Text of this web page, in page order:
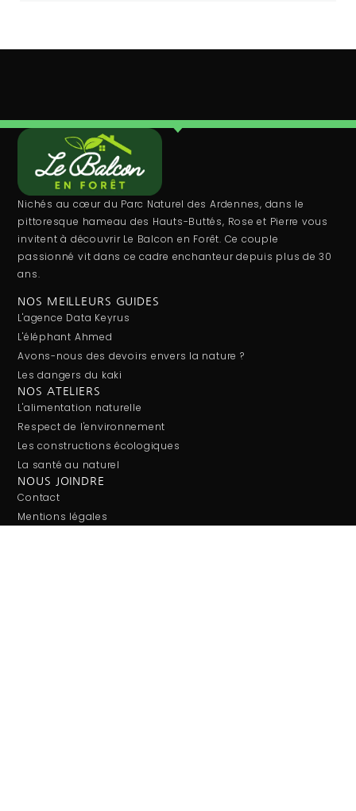
Nichés au cœur du Parc Naturel des Ardennes, dans le
pittoresque hameau des Hauts-Buttés, Rose et Pierre vous
invitent à découvrir Le Balcon en Forêt. Ce couple
passionné vit dans ce cadre enchanteur depuis plus de 30
ans.
NOS MEILLEURS GUIDES
L'agence Data Keyrus
L'éléphant Ahmed
Avons-nous des devoirs envers la nature ?
Les dangers du kaki
NOS ATELIERS
L'alimentation naturelle
Respect de l'environnement
Les constructions écologiques
La santé au naturel
NOUS JOINDRE
Contact
Mentions légales